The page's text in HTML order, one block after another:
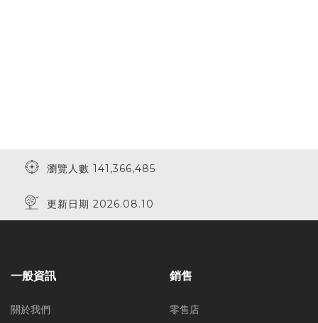
瀏覽人數 141,366,485
更新日期 2026.08.10
一般資訊
關於我們
銷售
零售店